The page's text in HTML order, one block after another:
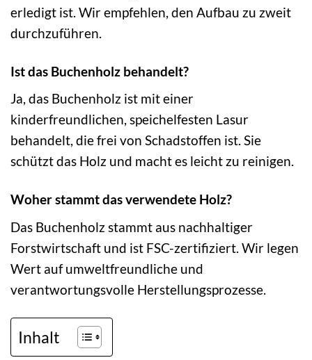
erledigt ist. Wir empfehlen, den Aufbau zu zweit
durchzuführen.
Ist das Buchenholz behandelt?
Ja, das Buchenholz ist mit einer
kinderfreundlichen, speichelfesten Lasur
behandelt, die frei von Schadstoffen ist. Sie
schützt das Holz und macht es leicht zu reinigen.
Woher stammt das verwendete Holz?
Das Buchenholz stammt aus nachhaltiger
Forstwirtschaft und ist FSC-zertifiziert. Wir legen
Wert auf umweltfreundliche und
verantwortungsvolle Herstellungsprozesse.
Inhalt